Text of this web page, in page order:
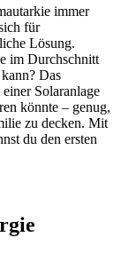
immer
für
Lösung.
im Durchschnitt
Das
Solaranlage
könnte – genug,
zu decken. Mit
du den ersten